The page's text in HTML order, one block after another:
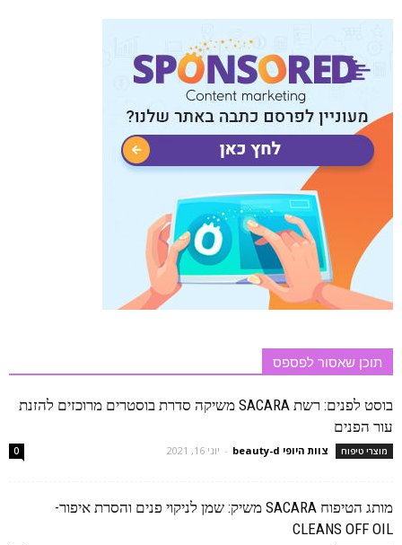
תוכן שאסור לפספס
בוסט לפנים: רשת SACARA משיקה סדרת בוסטרים מרוכזים להזנת
עור הפנים
מוצרי טיפוח צוות היופי beauty-d - יוני 16, 2021 0
מותג הטיפוח SACARA משיק: שמן לניקוי פנים והסרת איפור-
CLEANS OFF OIL